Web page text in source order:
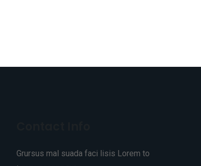
Grursus mal suada faci lisis Lorem to